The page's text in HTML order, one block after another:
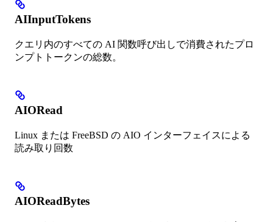
AIInputTokens
クエリ内のすべての AI 関数呼び出しで消費されたプロ
ンプトトークンの総数。
AIORead
Linux または FreeBSD の AIO インターフェイスによる
読み取り回数
AIOReadBytes